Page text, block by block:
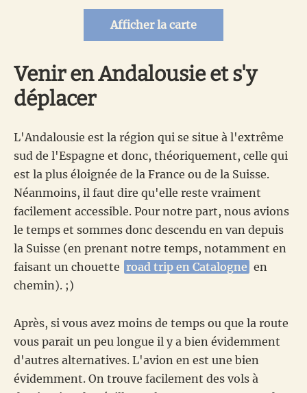
Afficher la carte
Venir en Andalousie et s'y
déplacer
L'Andalousie est la région qui se situe à l'extrême
sud de l'Espagne et donc, théoriquement, celle qui
est la plus éloignée de la France ou de la Suisse.
Néanmoins, il faut dire qu'elle reste vraiment
facilement accessible. Pour notre part, nous avions
le temps et sommes donc descendu en van depuis
la Suisse (en prenant notre temps, notamment en
faisant un chouette road trip en Catalogne en
chemin). ;)
Après, si vous avez moins de temps ou que la route
vous parait un peu longue il y a bien évidemment
d'autres alternatives. L'avion en est une bien
évidemment. On trouve facilement des vols à